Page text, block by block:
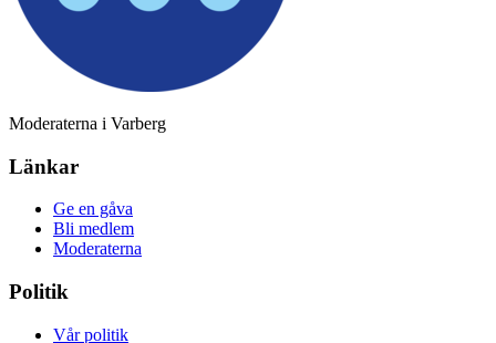
Moderaterna i Varberg
Länkar
Ge en gåva
Bli medlem
Moderaterna
Politik
Vår politik